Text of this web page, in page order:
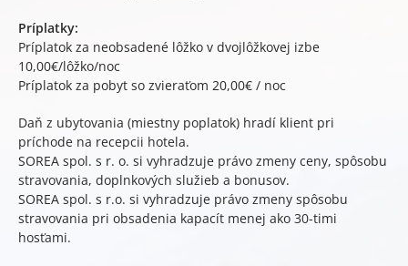
Príplatky:
Príplatok za neobsadené lôžko v dvojlôžkovej izbe
10,00€/lôžko/noc
Príplatok za pobyt so zvieraťom 20,00€ / noc
Daň z ubytovania (miestny poplatok) hradí klient pri
príchode na recepcii hotela.
SOREA spol. s r. o. si vyhradzuje právo zmeny ceny, spôsobu
stravovania, doplnkových služieb a bonusov.
SOREA spol. s r.o. si vyhradzuje právo zmeny spôsobu
stravovania pri obsadenia kapacít menej ako 30-timi
hosťami.